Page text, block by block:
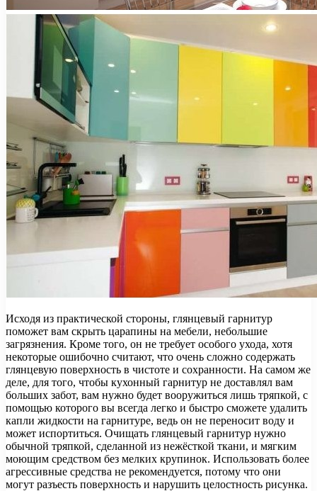
Исходя из практической стороны, глянцевый гарнитур
поможет вам скрыть царапины на мебели, небольшие
загрязнения. Кроме того, он не требует особого ухода, хотя
некоторые ошибочно считают, что очень сложно содержать
глянцевую поверхность в чистоте и сохранности. На самом же
деле, для того, чтобы кухонный гарнитур не доставлял вам
больших забот, вам нужно будет вооружиться лишь тряпкой, с
помощью которого вы всегда легко и быстро сможете удалить
капли жидкости на гарнитуре, ведь он не переносит воду и
может испортиться. Очищать глянцевый гарнитур нужно
обычной тряпкой, сделанной из нежёсткой ткани, и мягким
моющим средством без мелких крупинок. Использовать более
агрессивные средства не рекомендуется, потому что они
могут разъесть поверхность и нарушить целостность рисунка.